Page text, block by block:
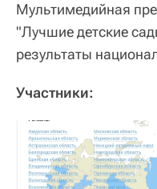
Мультимедийная
"Лучшие детские
результаты
Участники: